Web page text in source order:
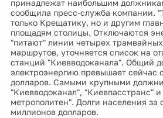
принадлежат наибольшим
сообщила пресс-служба компании.
только Крещатику, но и другим
площадям столицы. Отключаются
"питают" линии четырех
маршрутов, уточняется список на
станций "Киевводоканала". Общий
электроэнергию превышает сейчас
долларов. Самыми крупными
"Киевводоканал", "Киевпасстранс"
метрополитен". Долги населения за
миллионов долларов.